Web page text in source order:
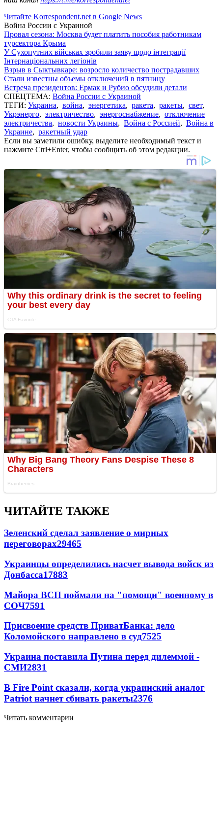
Читайте Korrespondent.net в Google News
Война России с Украиной
Провал сезона: Москва будет платить пособия работникам
турсектора Крыма
У Сухопутних військах зробили заяву щодо інтеграції
Інтернаціональних легіонів
Взрыв в Сыктывкаре: возросло количество пострадавших
Стали известны объемы отключений в пятницу
Встреча президентов: Ермак и Рубио обсудили детали
СПЕЦТЕМА: Война России с Украиной
ТЕГИ: Украина, война, энергетика, ракета, ракеты, свет,
Укрэнерго, электричество, энергоснабжение, отключение
электричества, новости Украины, Война с Россией, Война в
Украине, ракетный удар
Если вы заметили ошибку, выделите необходимый текст и
нажмите Ctrl+Enter, чтобы сообщить об этом редакции.
ЧИТАЙТЕ ТАКЖЕ
Зеленский сделал заявление о мирных
переговорах29465
Украинцы определились насчет вывода войск из
Донбасса17883
Майора ВСП поймали на "помощи" военному в
СОЧ7591
Присвоение средств ПриватБанка: дело
Коломойского направлено в суд7525
Украина поставила Путина перед дилеммой -
СМИ2831
В Fire Point сказали, когда украинский аналог
Patriot начнет сбивать ракеты2376
Читать комментарии